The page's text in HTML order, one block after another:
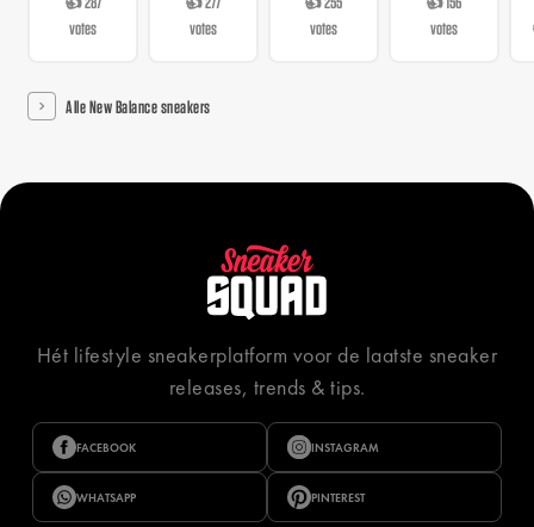
votes
votes
votes
votes
Alle New Balance sneakers
Hét lifestyle sneakerplatform voor de laatste sneaker
releases, trends & tips.
FACEBOOK INSTAGRAM
WHATSAPP PINTEREST